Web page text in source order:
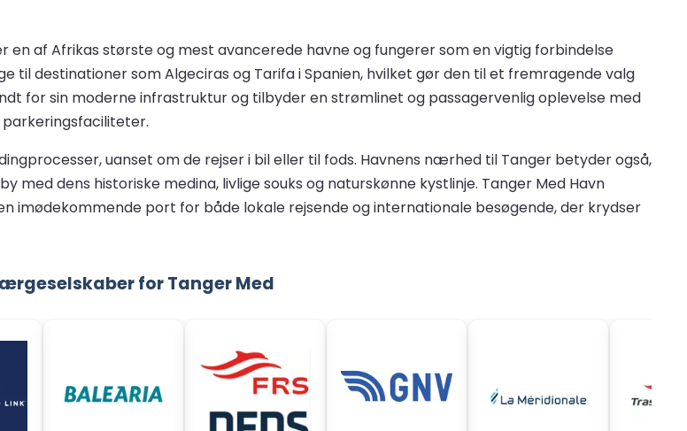
af Afrikas største og mest avancerede havne og fungerer som en vigtig forbindelse
destinationer som Algeciras og Tarifa i Spanien, hvilket gør den til et fremragende valg
for sin moderne infrastruktur og tilbyder en strømlinet og passagervenlig oplevelse med
uanset om de rejser i bil eller til fods. Havnens nærhed til Tanger betyder også,
dens historiske medina, livlige souks og naturskønne kystlinje. Tanger Med Havn
port for både lokale rejsende og internationale besøgende, der krydser
for Tanger Med